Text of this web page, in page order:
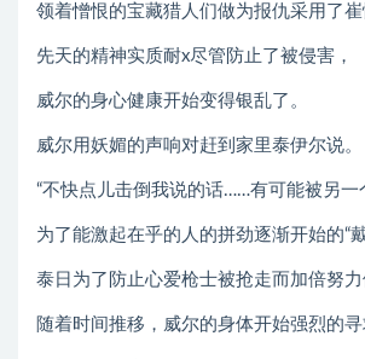
领着憎恨的宝藏猎人们做为报仇采用了崔
先天的精神实质耐x尽管防止了被侵害，
威尔的身心健康开始变得银乱了。
威尔用妖媚的声响对赶到家里泰伊尔说。
“不快点儿击倒我说的话……有可能被另一
为了能激起在乎的人的拼劲逐渐开始的“
泰日为了防止心爱枪士被抢走而加倍努力
随着时间推移，威尔的身体开始强烈的